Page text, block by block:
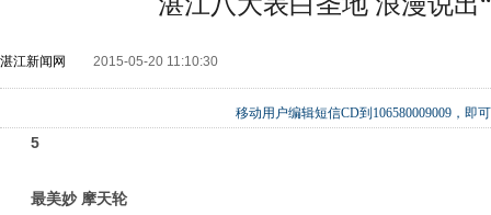
湛江新闻网 2015-05-20 11:10:30
移动用户编辑短信CD到106580009009，即
5
最美妙 摩天轮